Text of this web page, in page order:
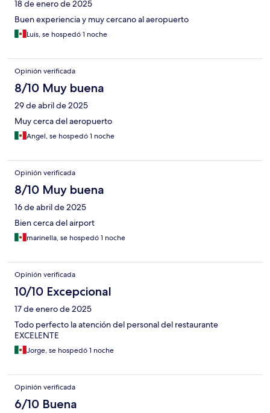
18 de enero de 2025
Buen experiencia y muy cercano al aeropuerto
Luis, se hospedó 1 noche
Opinión verificada
8/10 Muy buena
29 de abril de 2025
Muy cerca del aeropuerto
Angel, se hospedó 1 noche
Opinión verificada
8/10 Muy buena
16 de abril de 2025
Bien cerca del airport
marinella, se hospedó 1 noche
Opinión verificada
10/10 Excepcional
17 de enero de 2025
Todo perfecto la atención del personal del restaurante
EXCELENTE
Jorge, se hospedó 1 noche
Opinión verificada
6/10 Buena